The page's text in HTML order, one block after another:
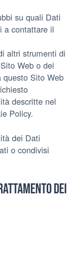
su quali Dati
a contattare il
altri strumenti di
Web o dei
Sito Web
descritte nel
Policy.
dei Dati
o condivisi
dei